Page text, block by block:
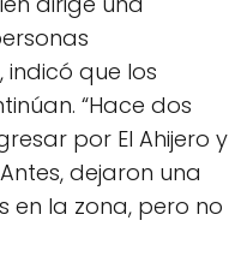
que los
“Hace dos
por El Ahijero y
dejaron una
en la zona, pero no